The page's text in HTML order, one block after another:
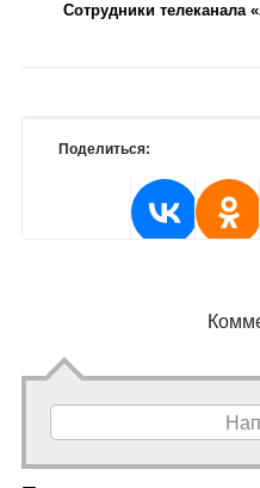
Сотрудники телеканала
Поделиться: